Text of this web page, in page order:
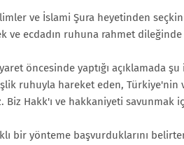
ve İslami Şura heyetinden seçkin
ve ecdadın ruhuna rahmet
öncesinde yaptığı açıklamada şu
hareket eden, Türkiye'nin
Hakk'ı ve hakkaniyeti savunmak
yönteme başvurduklarını